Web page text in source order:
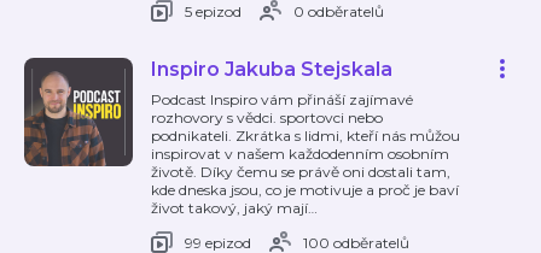
5 epizod
0 odběratelů
Inspiro Jakuba Stejskala
Podcast Inspiro vám přináší zajímavé
rozhovory s vědci. sportovci nebo
podnikateli. Zkrátka s lidmi, kteří nás můžou
inspirovat v našem každodenním osobním
životě. Díky čemu se právě oni dostali tam,
kde dneska jsou, co je motivuje a proč je baví
život takový, jaký mají…
99 epizod
100 odběratelů